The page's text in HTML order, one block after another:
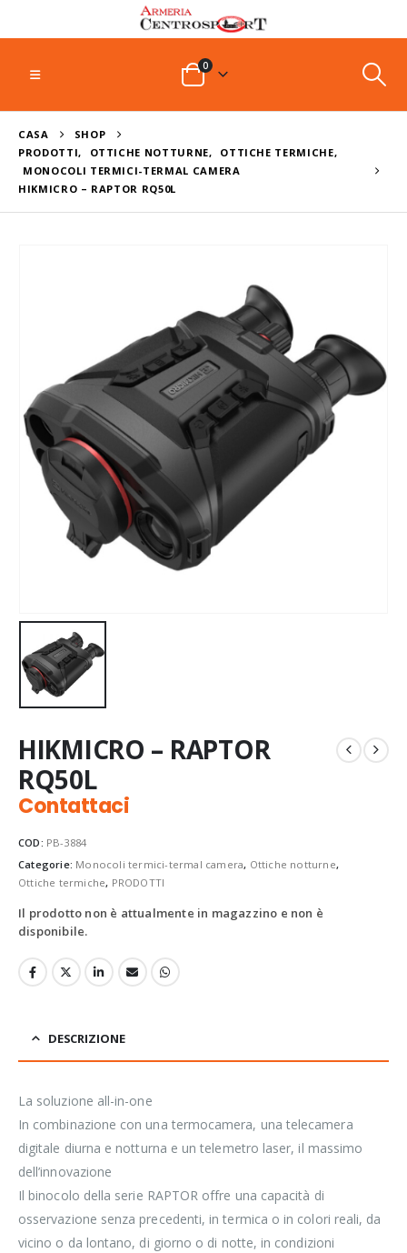
0
CASA
SHOP
PRODOTTI, OTTICHE NOTTURNE, OTTICHE TERMICHE,
MONOCOLI TERMICI-TERMAL CAMERA
HIKMICRO – RAPTOR RQ50L
HIKMICRO – RAPTOR
RQ50L
Contattaci
COD: PB-3884
Categorie: Monocoli termici-termal camera, Ottiche notturne,
Ottiche termiche, PRODOTTI
Il prodotto non è attualmente in magazzino e non è
disponibile.
DESCRIZIONE
La soluzione all-in-one
In combinazione con una termocamera, una telecamera
digitale diurna e notturna e un telemetro laser, il massimo
dell’innovazione
Il binocolo della serie RAPTOR offre una capacità di
osservazione senza precedenti, in termica o in colori reali, da
vicino o da lontano, di giorno o di notte, in condizioni